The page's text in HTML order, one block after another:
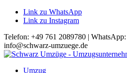
Link zu WhatsApp
Link zu Instagram
Telefon: +49 761 2089780 |
info@schwarz-umzuege.de
Umzug